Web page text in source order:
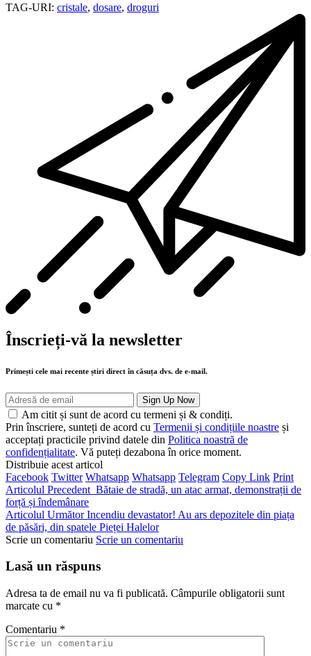
TAG-URI: cristale, dosare, droguri
Înscrieți-vă la newsletter
Primești cele mai recente știri direct în căsuța dvs. de e-mail.
Am citit și sunt de acord cu termeni și & condiți.
Prin înscriere, sunteți de acord cu Termenii și condițiile noastre și
acceptați practicile privind datele din Politica noastră de
confidențialitate. Vă puteți dezabona în orice moment.
Distribuie acest articol
Facebook Twitter Whatsapp Whatsapp Telegram Copy Link Print
Articolul Precedent Bătaie de stradă, un atac armat, demonstrații de
forță și îndemânare
Articolul Următor Incendiu devastator! Au ars depozitele din piața
de păsări, din spatele Pieței Halelor
Scrie un comentariu Scrie un comentariu
Lasă un răspuns
Adresa ta de email nu va fi publicată. Câmpurile obligatorii sunt
marcate cu *
Comentariu *